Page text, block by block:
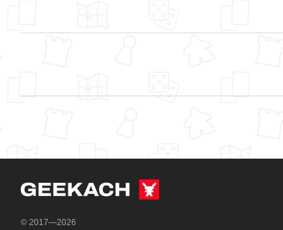
© 2017—2026